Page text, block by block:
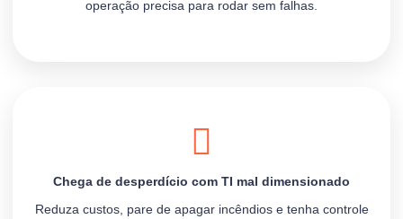
operação precisa para rodar sem falhas.
Chega de desperdício com TI mal dimensionado
Reduza custos, pare de apagar incêndios e tenha controle